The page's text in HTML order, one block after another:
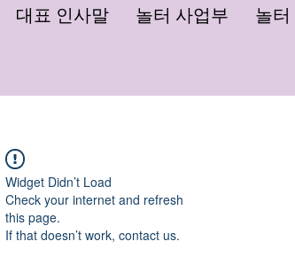
대표 인사말 놀터 사업부 놀터
Widget Didn’t Load
Check your internet and refresh
this page.
If that doesn’t work, contact us.